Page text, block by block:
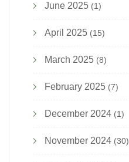
June 2025 (1)
April 2025 (15)
March 2025 (8)
February 2025 (7)
December 2024 (1)
November 2024 (30)